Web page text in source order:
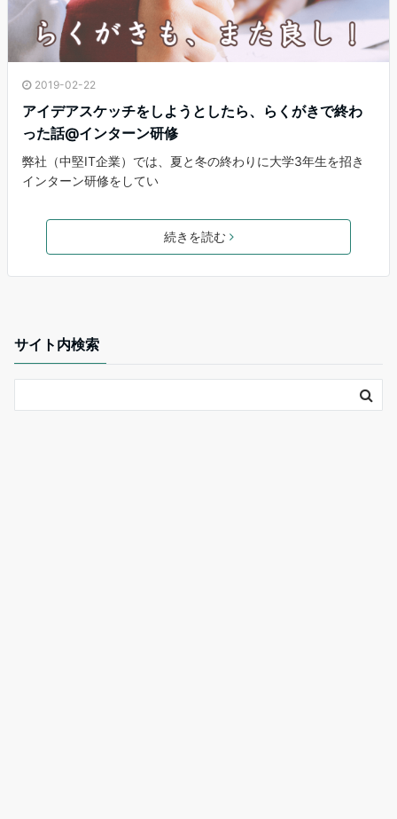
2019-02-22
アイデアスケッチをしようとしたら、らくがきで終わ
った話@インターン研修
弊社（中堅IT企業）では、夏と冬の終わりに大学3年生を招き
インターン研修をしてい
続きを読む
サイト内検索